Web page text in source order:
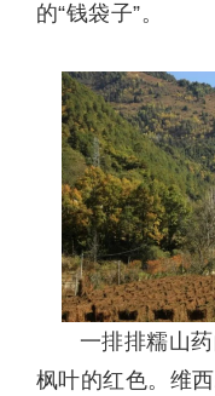
的“钱袋子”。
一排排糯山
枫叶的红色。维